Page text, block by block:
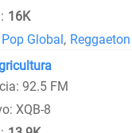
16K
Pop Global, Reggaeton
92.5 FM
XQB-8